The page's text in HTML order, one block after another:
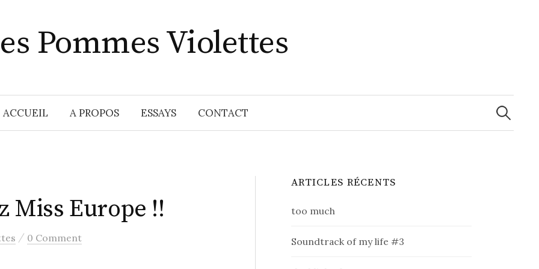
Pommes Violettes
ACCUEIL A PROPOS ESSAYS CONTACT
Miss Europe !!
/ 0 Comment
ARTICLES RÉCENTS
too much
Soundtrack of my life #3